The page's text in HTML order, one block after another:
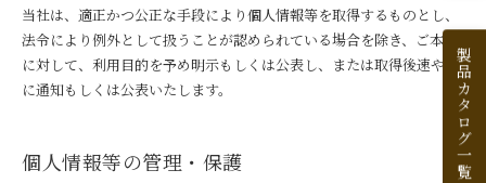
製品カタログ一覧
当社は、適正かつ公正な手段により個人情報等を取得するものとし、
法令により例外として扱うことが認められている場合を除き、ご本人
に対して、利用目的を予め明示もしくは公表し、または取得後速やか
に通知もしくは公表いたします。
個人情報等の管理・保護